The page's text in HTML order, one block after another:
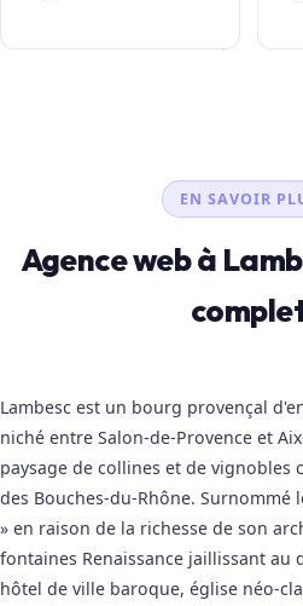
EN SAVOIR
Agence web à
Lambesc est un bourg provençal
niché entre Salon-de-Provence et
paysage de collines et de
des Bouches-du-Rhône. Surnommé
» en raison de la richesse de son
fontaines Renaissance jaillissant au
hôtel de ville baroque, église néo-